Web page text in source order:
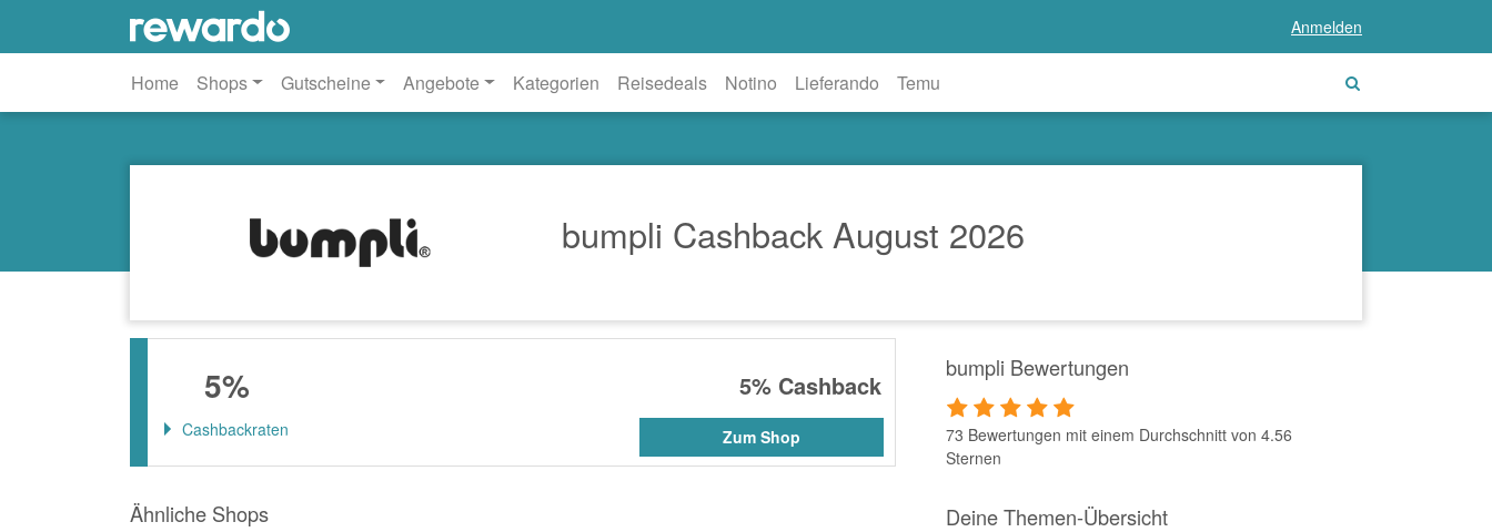
Anmelden
Home Shops Gutscheine Angebote Kategorien Reisedeals Notino Lieferando Temu
bumpli Cashback August 2026
5% 5% Cashback
Cashbackraten Zum Shop
Ähnliche Shops
bumpli Bewertungen
73 Bewertungen mit einem Durchschnitt von 4.56
Sternen
Deine Themen-Übersicht